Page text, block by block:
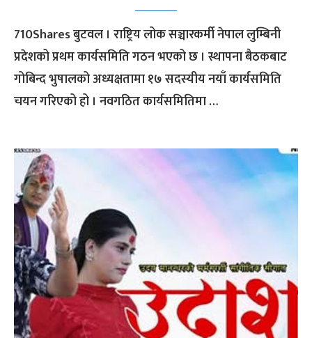
710Shares बुटवल । राष्ट्रिय लोक सञ्चारकर्मी नेपाल लुम्बिनी
प्रदेशको प्रथम कार्यसमिति गठन भएको छ । स्थापना बैठकबाट
गोबिन्द भुषालको अध्यक्षतामा १७ सदस्यीय नयाँ कार्यसमिति
चयन गरिएको हो । नवगठित कार्यसमितिमा …